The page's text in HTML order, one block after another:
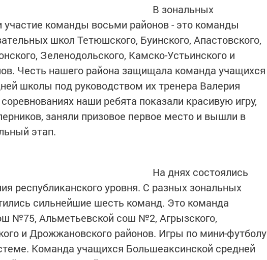
В зональных
участие команды восьми районов - это команды
школ Тетюшского, Буинского, Апастовского,
Зеленодольского, Камско-Устьинского и
Честь нашего района защищала команда учащихся
школы под руководством их тренера Валерия
наши ребята показали красивую игру,
заняли призовое первое место и вышли в
этап.
На днях состоялись
республиканского уровня. С разных зональных
сильнейшие шесть команд. Это команда
№75, Альметьевской сош №2, Агрызского,
и Дрожжановского районов. Игры по мини-футболу
Команда учащихся Большеаксинской средней